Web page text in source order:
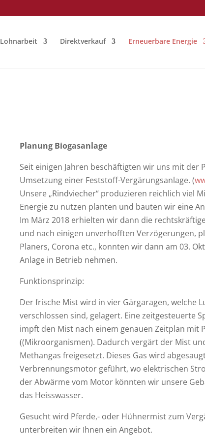
Lohnarbeit Direktverkauf Erneuerbare Energie
Planung Biogasanlage
Seit einigen Jahren beschäftigten wir uns mit der
Umsetzung einer Feststoff-Vergärungsanlage. (
Unsere „Rindviecher“ produzieren reichlich viel
Energie zu nutzen planten und bauten wir eine
Im März 2018 erhielten wir dann die
und nach einigen unverhofften Verzögerungen,
Planers, Corona etc., konnten wir dann am 03.
Anlage in Betrieb nehmen.
Funktionsprinzip:
Der frische Mist wird in vier Gärgaragen, welche
verschlossen sind, gelagert. Eine zeitgesteuerte
impft den Mist nach einem genauen Zeitplan mit
((Mikroorganismen). Dadurch vergärt der Mist
Methangas freigesetzt. Dieses Gas wird
Verbrennungsmotor geführt, wo elektrischen
der Abwärme vom Motor könnten wir unsere
das Heisswasser.
Gesucht wird Pferde,- oder Hühnermist zum
unterbreiten wir Ihnen ein Angebot.